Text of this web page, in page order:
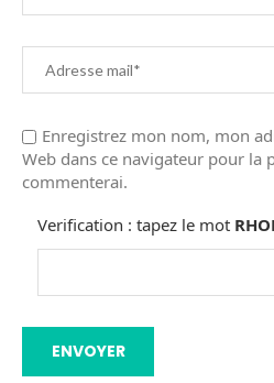
Enregistrez mon nom, mon
Web dans ce navigateur pour la
commenterai.
Verification : tapez le mot